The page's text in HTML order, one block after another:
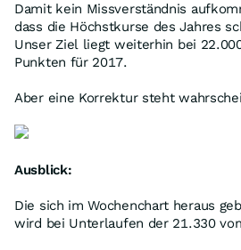
Damit kein Missverständnis
dass die Höchstkurse des Jahres
Unser Ziel liegt weiterhin bei
Punkten für 2017.
Aber eine Korrektur steht
Ausblick:
Die sich im Wochenchart heraus
wird bei Unterlaufen der 21.330